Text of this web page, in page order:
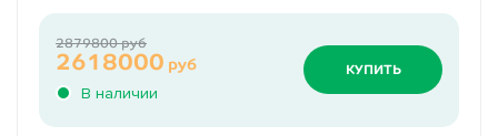
В наличии
2618000 руб
2879800 руб
КУПИТЬ